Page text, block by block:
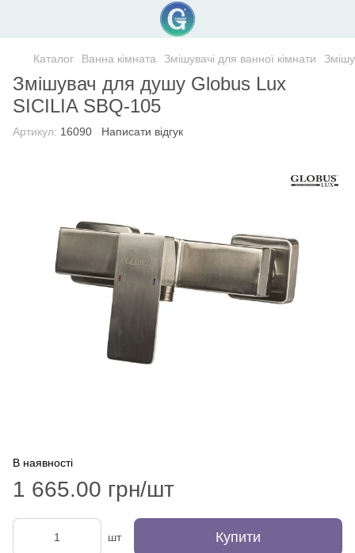
Каталог Ванна кімната Змішувачі для ванної кімнати
Змішувач для душу Globus Lux
SICILIA SBQ-105
Артикул: 16090 Написати відгук
В наявності
1 665.00 грн/шт
шт Купити